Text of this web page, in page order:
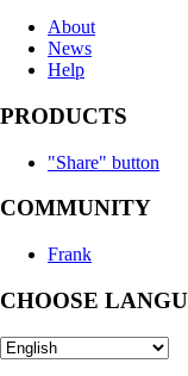
About
News
Help
PRODUCTS
"Share" button
COMMUNITY
Frank
CHOOSE